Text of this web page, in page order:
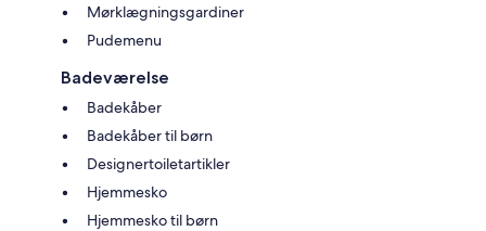
Mørklægningsgardiner
Pudemenu
Badeværelse
Badekåber
Badekåber til børn
Designertoiletartikler
Hjemmesko
Hjemmesko til børn